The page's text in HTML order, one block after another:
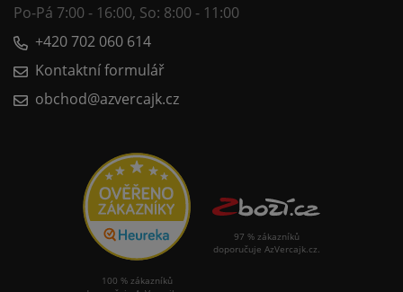
Po-Pá 7:00 - 16:00, So: 8:00 - 11:00
+420 702 060 614
Kontaktní formulář
obchod@azvercajk.cz
100 % zákazníků
97 % zákazníků
doporučuje AzVercajk.cz.